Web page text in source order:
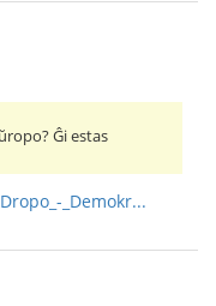
Ĝi estas
_Demokr...